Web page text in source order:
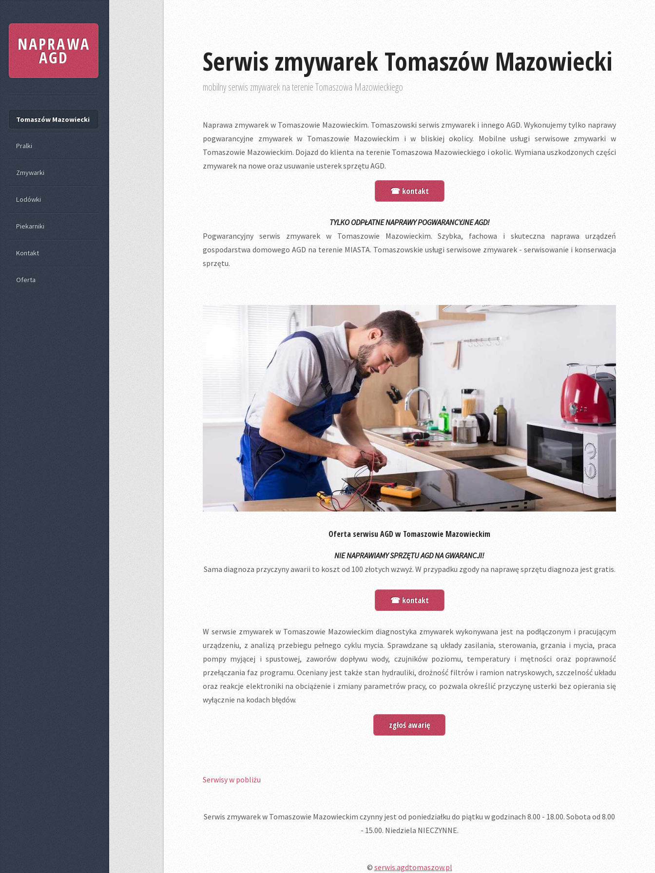
Serwis zmywarek Tomaszów Mazowiecki
mobilny serwis zmywarek na terenie Tomaszowa Mazowieckiego
Naprawa zmywarek w Tomaszowie Mazowieckim. Tomaszowski serwis zmywarek i innego AGD. Wykonujemy tylko naprawy
pogwarancyjne zmywarek w Tomaszowie Mazowieckim i w bliskiej okolicy. Mobilne usługi serwisowe zmywarki w
Tomaszowie Mazowieckim. Dojazd do klienta na terenie Tomaszowa Mazowieckiego i okolic. Wymiana uszkodzonych części
zmywarek na nowe oraz usuwanie usterek sprzętu AGD.
☎ kontakt
TYLKO ODPŁATNE NAPRAWY POGWARANCYJNE AGD!
Pogwarancyjny serwis zmywarek w Tomaszowie Mazowieckim. Szybka, fachowa i skuteczna naprawa urządzeń
gospodarstwa domowego AGD na terenie MIASTA. Tomaszowskie usługi serwisowe zmywarek - serwisowanie i konserwacja
sprzętu.
Oferta serwisu AGD w Tomaszowie Mazowieckim
NIE NAPRAWIAMY SPRZĘTU AGD NA GWARANCJI!
Sama diagnoza przyczyny awarii to koszt od 100 złotych wzwyż. W przypadku zgody na naprawę sprzętu diagnoza jest gratis.
☎ kontakt
W serwsie zmywarek w Tomaszowie Mazowieckim diagnostyka zmywarek wykonywana jest na podłączonym i pracującym
urządzeniu, z analizą przebiegu pełnego cyklu mycia. Sprawdzane są układy zasilania, sterowania, grzania i mycia, praca
pompy myjącej i spustowej, zaworów dopływu wody, czujników poziomu, temperatury i mętności oraz poprawność
przełączania faz programu. Oceniany jest także stan hydrauliki, drożność filtrów i ramion natryskowych, szczelność układu
oraz reakcje elektroniki na obciążenie i zmiany parametrów pracy, co pozwala określić przyczynę usterki bez opierania się
wyłącznie na kodach błędów.
zgłoś awarię
Serwisy w pobliżu
Serwis zmywarek w Tomaszowie Mazowieckim czynny jest od poniedziałku do piątku w godzinach 8.00 - 18.00. Sobota od 8.00
- 15.00. Niedziela NIECZYNNE.
© serwis.agdtomaszow.pl
NAPRAWA
AGD
Tomaszów Mazowiecki
Pralki
Zmywarki
Lodówki
Piekarniki
Kontakt
Oferta